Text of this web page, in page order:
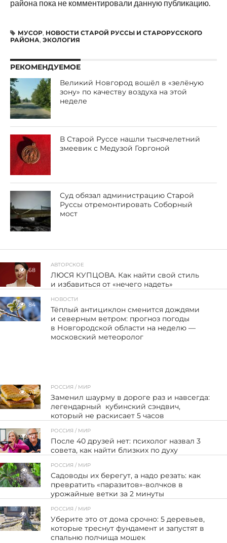
района пока не комментировали данную публикацию.
МУСОР, НОВОСТИ СТАРОЙ РУССЫ И СТАРОРУССКОГО
РАЙОНА, ЭКОЛОГИЯ
РЕКОМЕНДУЕМОЕ
Великий Новгород вошёл в «зелёную
зону» по качеству воздуха на этой
неделе
В Старой Руссе нашли тысячелетний
змеевик с Медузой Горгоной
Суд обязал администрацию Старой
Руссы отремонтировать Соборный
мост
68
АВТОРСКОЕ
ЛЮСЯ КУПЦОВА. Как найти свой стиль
и избавиться от «нечего надеть»
84
НОВОСТИ
Тёплый антициклон сменится дождями
и северным ветром: прогноз погоды
в Новгородской области на неделю —
московский метеоролог
76
РОССИЯ / МИР
Заменил шаурму в дороге раз и навсегда:
легендарный кубинский сэндвич,
который не раскисает 5 часов
41
РОССИЯ / МИР
После 40 друзей нет: психолог назвал 3
совета, как найти близких по духу
51
РОССИЯ / МИР
Садоводы их берегут, а надо резать: как
превратить «паразитов»-волчков в
урожайные ветки за 2 минуты
33
РОССИЯ / МИР
Уберите это от дома срочно: 5 деревьев,
которые треснут фундамент и запустят в
спальню полчища мошек